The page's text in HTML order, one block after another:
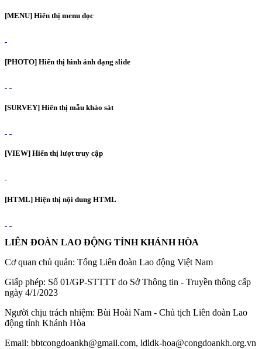
[MENU] Hiển thị menu dọc
[PHOTO] Hiển thị hình ảnh dạng slide
[SURVEY] Hiển thị mẫu khảo sát
[VIEW] Hiển thị lượt truy cập
[HTML] Hiện thị nội dung HTML
LIÊN ĐOÀN LAO ĐỘNG TỈNH KHÁNH HÒA
Cơ quan chủ quản: Tổng Liên đoàn Lao động Việt Nam
Giấp phép: Số 01/GP-STTTT do Sở Thông tin - Truyền thông cấp
ngày 4/1/2023
Người chịu trách nhiệm: Bùi Hoài Nam - Chủ tịch Liên đoàn Lao
động tỉnh Khánh Hòa
Email: bbtcongdoankh@gmail.com, ldldk-hoa@congdoankh.org.vn